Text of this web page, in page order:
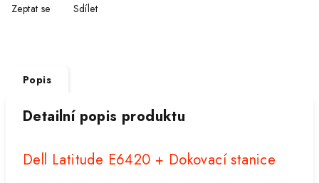
Zeptat se Sdílet
Popis
Detailní popis produktu
Dell Latitude E6420 + Dokovací stanice